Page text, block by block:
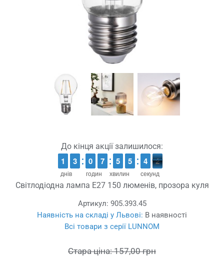
До кінця акції залишилося:
днів
1
1
1
1 2
2
3
3
годин
9
9
0
0 6
6
7
7
хвилин
4
4
5
5 4
4
5
5
секунд
5
4
4 1
0
0
Світлодіодна лампа E27 150 люменів, прозора куля
Артикул: 905.393.45
Наявність на складі у Львові: В наявності
Всі товари з серії LUNNOM
Стара ціна: 157,00 грн